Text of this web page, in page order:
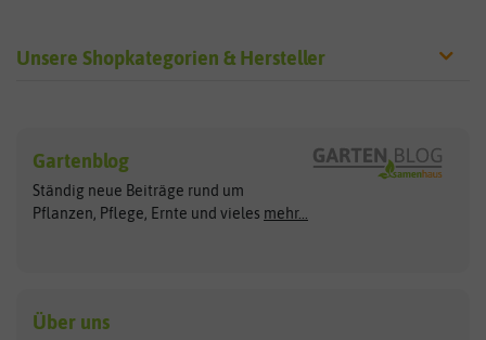
Unsere Shopkategorien & Hersteller
Exotische Samen
Gemüsesamen
Gründünger
Kräutersamen
Arche Noah
ASB Greenworld
Benary
Clever Pots
COMPO
Gartenblog
Ständig neue Beiträge rund um
Pflanzen, Pflege, Ernte und vieles mehr...
Über uns